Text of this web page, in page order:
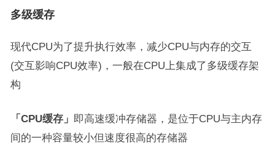
多级缓存
现代CPU为了提升执行效率，减少CPU与内存的交互
(交互影响CPU效率)，一般在CPU上集成了多级缓存架
构
「CPU缓存」
即高速缓冲存储器，是位于CPU与主内存
间的一种容量较小但速度很高的存储器